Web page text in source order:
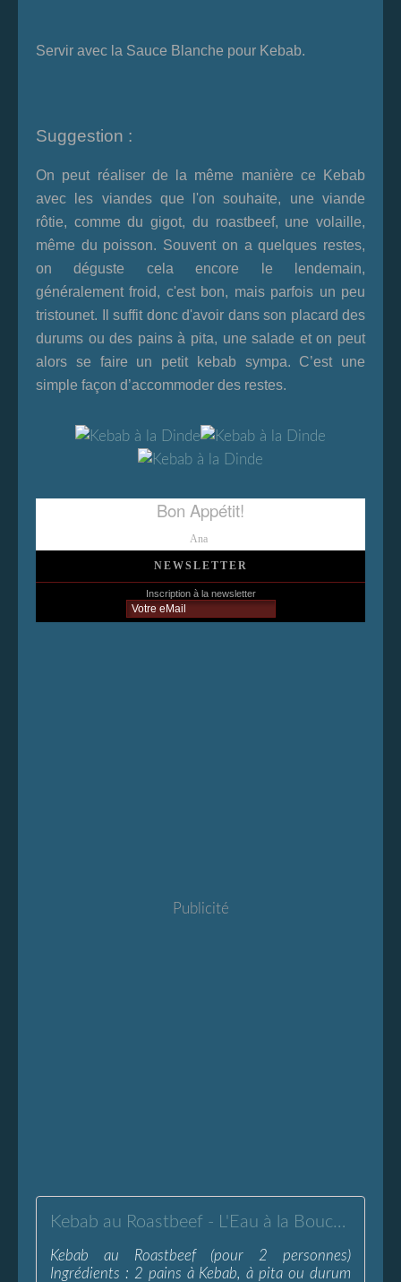
Servir avec la Sauce Blanche pour Kebab.
Suggestion :
On peut réaliser de la même manière ce Kebab
avec les viandes que l'on souhaite, une viande
rôtie, comme du gigot, du roastbeef, une volaille,
même du poisson. Souvent on a quelques restes,
on déguste cela encore le lendemain,
généralement froid, c'est bon, mais parfois un peu
tristounet. Il suffit donc d'avoir dans son placard des
durums ou des pains à pita, une salade et on peut
alors se faire un petit kebab sympa. C’est une
simple façon d’accommoder des restes.
Bon Appétit!
Ana
NEWSLETTER
Inscription à la newsletter
Publicité
Kebab au Roastbeef - L'Eau à la Bouche
Kebab au Roastbeef (pour 2 personnes)
Ingrédients : 2 pains à Kebab, à pita ou durum